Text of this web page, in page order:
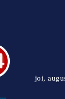
joi,